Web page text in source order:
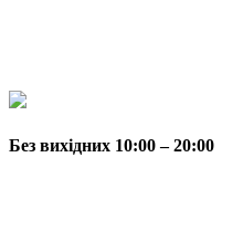
Без вихідних 10:00 – 20:00